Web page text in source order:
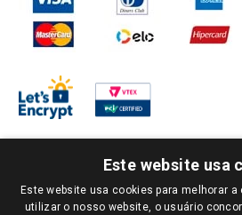
PARA VER OS PREÇOS DA SUA REGIÃO, FAÇA
Este website usa
Este website usa cookies para melhorar
utilizar o nosso website, o usuário